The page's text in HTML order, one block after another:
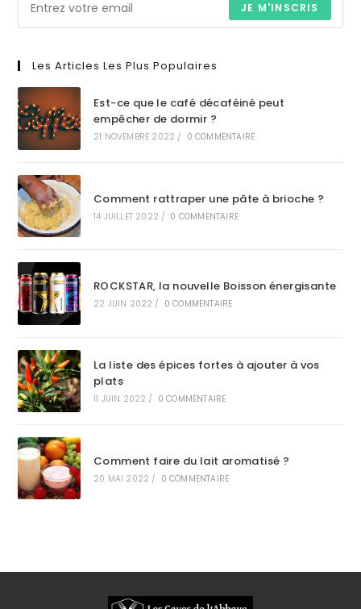
JE M'INSCRIS
Les Articles Les Plus Populaires
Est-ce que le café décaféiné peut
empêcher de dormir ?
21 NOVEMBRE 2022 / 0 COMMENTAIRE
Comment rattraper une pâte à brioche ?
14 JUILLET 2022 / 0 COMMENTAIRE
ROCKSTAR, la nouvelle Boisson énergisante
22 JUIN 2022 / 0 COMMENTAIRE
La liste des épices fortes à ajouter à vos
plats
11 JUIN 2022 / 0 COMMENTAIRE
Comment faire du lait aromatisé ?
20 MAI 2022 / 0 COMMENTAIRE